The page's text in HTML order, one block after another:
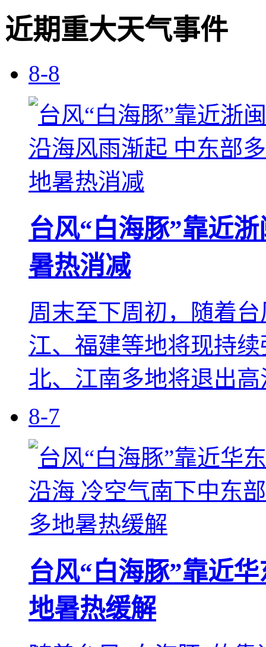
近期重大天气事件
8-8
台风“白海豚”靠近
暑热消减
周末至下周初，随着
江、福建等地将现持
北、江南多地将退出
8-7
台风“白海豚”靠近
地暑热缓解